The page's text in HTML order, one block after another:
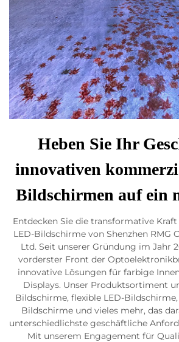
Heben Sie Ihr
innovativen
Bildschirmen auf ein
Entdecken Sie die transformative
LED-Bildschirme von Shenzhen RMG
Ltd. Seit unserer Gründung im Jahr
vorderster Front der
innovative Lösungen für farbige
Displays. Unser Produktsortiment
Bildschirme, flexible LED-
Bildschirme und vieles mehr, das
unterschiedlichste geschäftliche
Mit unserem Engagement für